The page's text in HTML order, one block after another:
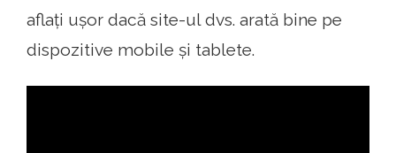
aflați ușor dacă site-ul dvs. arată bine pe
dispozitive mobile și tablete.